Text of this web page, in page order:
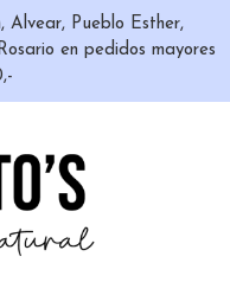
Alvear, Pueblo Esther,
en pedidos mayores